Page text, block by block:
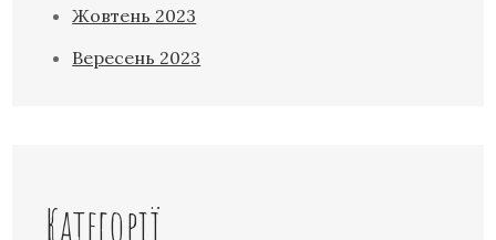
Жовтень 2023
Вересень 2023
Категорії